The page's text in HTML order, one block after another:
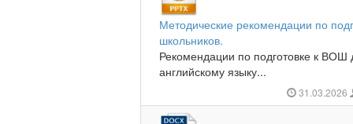
Методические рекомендации по
школьников.
Рекомендации по подготовке к ВОШ
английскому языку...
31.03.2026